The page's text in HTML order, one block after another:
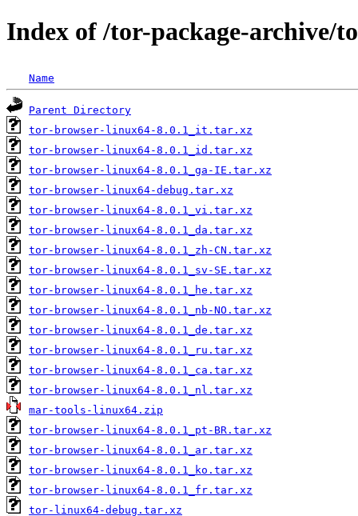
Index of /tor-package-archive/
Name
Parent Directory
tor-browser-linux64-8.0.1_it.tar.xz
tor-browser-linux64-8.0.1_id.tar.xz
tor-browser-linux64-8.0.1_ga-IE.tar.xz
tor-browser-linux64-debug.tar.xz
tor-browser-linux64-8.0.1_vi.tar.xz
tor-browser-linux64-8.0.1_da.tar.xz
tor-browser-linux64-8.0.1_zh-CN.tar.xz
tor-browser-linux64-8.0.1_sv-SE.tar.xz
tor-browser-linux64-8.0.1_he.tar.xz
tor-browser-linux64-8.0.1_nb-NO.tar.xz
tor-browser-linux64-8.0.1_de.tar.xz
tor-browser-linux64-8.0.1_ru.tar.xz
tor-browser-linux64-8.0.1_ca.tar.xz
tor-browser-linux64-8.0.1_nl.tar.xz
mar-tools-linux64.zip
tor-browser-linux64-8.0.1_pt-BR.tar.xz
tor-browser-linux64-8.0.1_ar.tar.xz
tor-browser-linux64-8.0.1_ko.tar.xz
tor-browser-linux64-8.0.1_fr.tar.xz
tor-linux64-debug.tar.xz